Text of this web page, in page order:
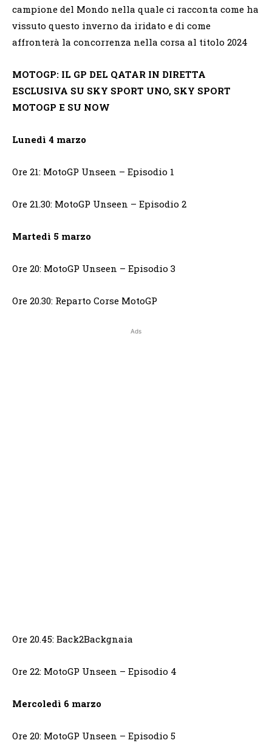
campione del Mondo nella quale ci racconta come ha
vissuto questo inverno da iridato e di come
affronterà la concorrenza nella corsa al titolo 2024
MOTOGP: IL GP DEL QATAR IN DIRETTA
ESCLUSIVA SU SKY SPORT UNO, SKY SPORT
MOTOGP E SU NOW
Lunedì 4 marzo
Ore 21: MotoGP Unseen – Episodio 1
Ore 21.30: MotoGP Unseen – Episodio 2
Martedì 5 marzo
Ore 20: MotoGP Unseen – Episodio 3
Ore 20.30: Reparto Corse MotoGP
Ads
Ore 20.45: Back2Backgnaia
Ore 22: MotoGP Unseen – Episodio 4
Mercoledì 6 marzo
Ore 20: MotoGP Unseen – Episodio 5